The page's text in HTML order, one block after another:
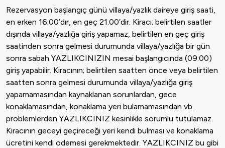
Rezervasyon başlangıç günü villaya/yazlık daireye giriş saati,
en erken 16.00’dır, en geç 21.00’dir. Kiracı; belirtilen saatler
dışında villaya/yazlığa giriş yapamaz, belirtilen en geç giriş
saatinden sonra gelmesi durumunda villaya/yazlığa bir gün
sonra sabah YAZLIKCINIZIN mesai başlangıcında (09:00)
giriş yapabilir. Kiracının; belirtilen saatten önce veya belirtilen
saatten sonra gelmesi durumunda villaya/yazlığa giriş
yapamamasından kaynaklanan sorunlardan, gece
konaklamasından, konaklama yeri bulamamasından vb.
problemlerden YAZLIKCINIZ kesinlikle sorumlu tutulamaz.
Kiracının geceyi geçireceği yeri kendi bulması ve konaklama
ücretini kendi ödemesi gerekmektedir. YAZLIKCINIZ bu gibi